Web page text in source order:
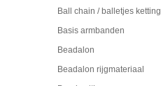
Ball chain / balletjes ketting
Basis armbanden
Beadalon
Beadalon rijgmateriaal